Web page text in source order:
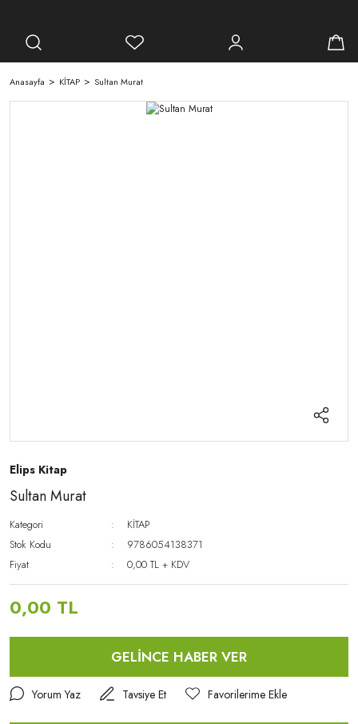
Anasayfa KİTAP Sultan Murat
Elips Kitap
Sultan Murat
Kategori
KİTAP
Stok Kodu
9786054138371
Fiyat
0,00 TL + KDV
0,00 TL
GELİNCE HABER VER
Yorum Yaz Tavsiye Et